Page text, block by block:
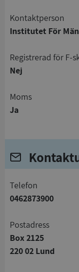
Kontaktperson
Institutet För
registrerad för F-
Nej
Moms
Ja
telefon
0462873900
Postadress
Box 2125
220 02 Lund